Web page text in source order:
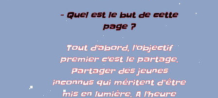
- Quel est le but de cette
page ?
Tout d'abord, l'objectif
premier c'est le partage.
Partager des jeunes
inconnus qui méritent d’être
mis en lumière. A l'heure